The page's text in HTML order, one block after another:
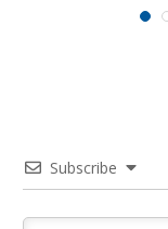
Subscribe